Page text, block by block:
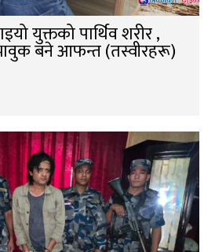
युक्तको पार्थिव शरीर ,
बने आफन्त (तस्वीरहरू)